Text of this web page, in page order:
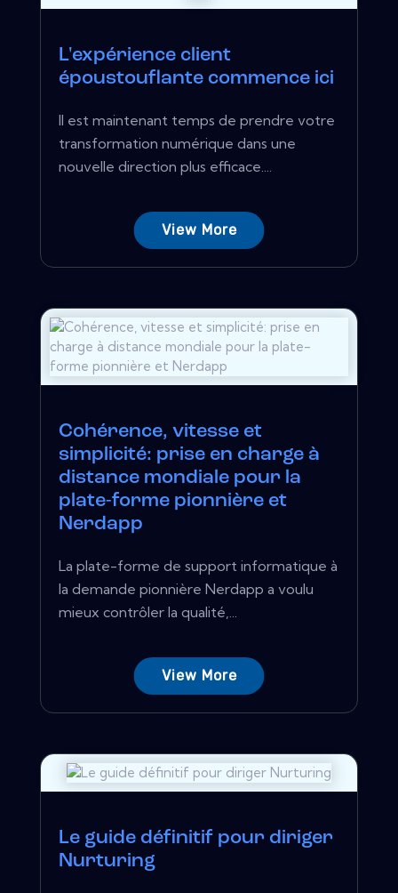
L'expérience client
époustouflante commence ici
Il est maintenant temps de prendre votre
transformation numérique dans une
nouvelle direction plus efficace....
View More
Cohérence, vitesse et
simplicité: prise en charge à
distance mondiale pour la
plate-forme pionnière et
Nerdapp
La plate-forme de support informatique à
la demande pionnière Nerdapp a voulu
mieux contrôler la qualité,...
View More
Le guide définitif pour diriger
Nurturing